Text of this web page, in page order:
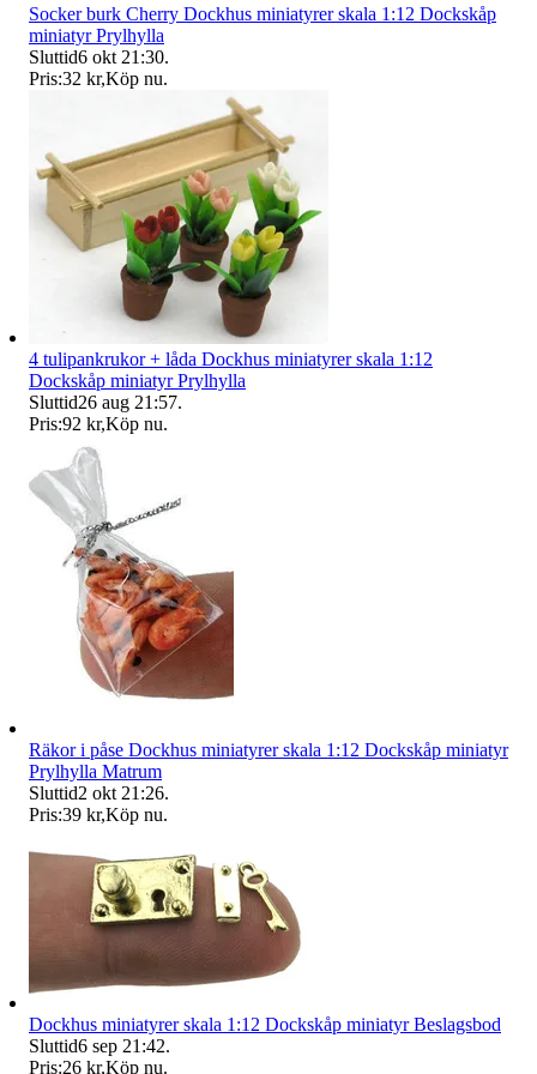
Socker burk Cherry Dockhus miniatyrer skala 1:12 Dockskåp
miniatyr Prylhylla
Sluttid6 okt 21:30.
Pris:32 kr,Köp nu.
4 tulipankrukor + låda Dockhus miniatyrer skala 1:12
Dockskåp miniatyr Prylhylla
Sluttid26 aug 21:57.
Pris:92 kr,Köp nu.
Räkor i påse Dockhus miniatyrer skala 1:12 Dockskåp miniatyr
Prylhylla Matrum
Sluttid2 okt 21:26.
Pris:39 kr,Köp nu.
Dockhus miniatyrer skala 1:12 Dockskåp miniatyr Beslagsbod
Sluttid6 sep 21:42.
Pris:26 kr,Köp nu.